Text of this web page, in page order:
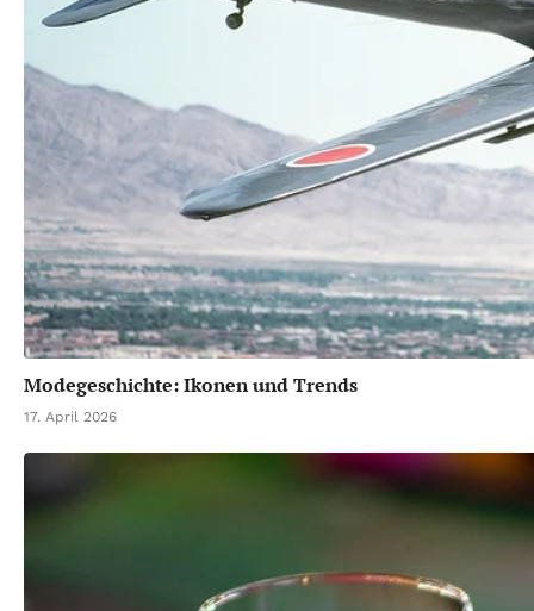
Modegeschichte: Ikonen und Trends
17. April 2026